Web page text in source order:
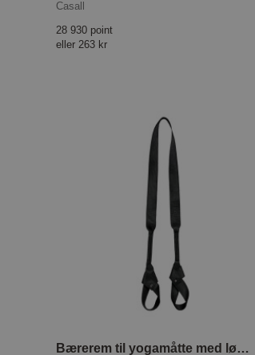
Casall
28 930 point
eller 263 kr
Bærerem til yogamåtte med løkke